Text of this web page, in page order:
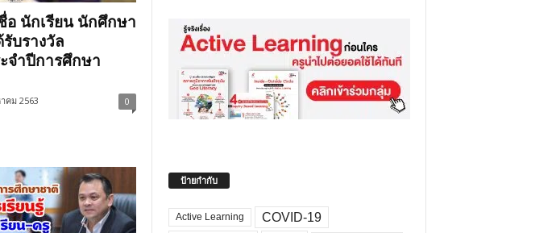
อ นักเรียน นักศึกษา
บรางวัล
จำปีการศึกษา
คม 2563 0
ป้ายกำกับ
Active Learning
COVID-19